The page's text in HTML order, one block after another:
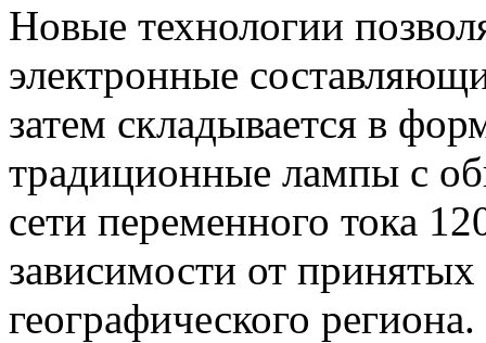
Новые технологии
электронные
затем складывается в
традиционные лампы с
сети переменного тока
зависимости от принятых
географического региона.